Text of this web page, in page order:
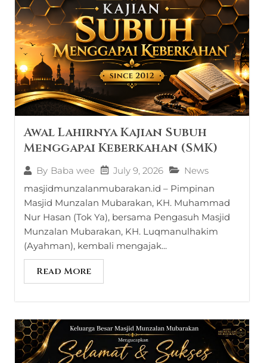
Awal Lahirnya Kajian Subuh
Menggapai Keberkahan (SMK)
By Baba wee July 9, 2026
News
masjidmunzalanmubarakan.id – Pimpinan
Masjid Munzalan Mubarakan, KH. Muhammad
Nur Hasan (Tok Ya), bersama Pengasuh Masjid
Munzalan Mubarakan, KH. Luqmanulhakim
(Ayahman), kembali mengajak...
Read More